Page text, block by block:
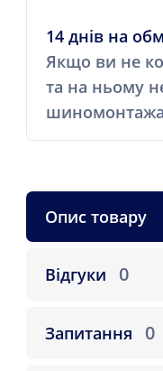
14 днів на
Якщо ви не
та на ньому
шиномонтажа
Опис товару
Відгуки 0
Запитання 0